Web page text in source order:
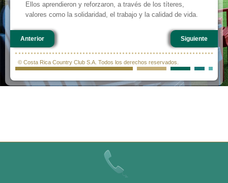
Ellos aprendieron y reforzaron, a través de los títeres,
valores como la solidaridad, el trabajo y la calidad de vida.
Anterior Siguiente
© Costa Rica Country Club S.A. Todos los derechos reservados.